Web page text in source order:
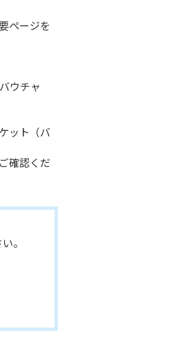
ページを
ウチャ
ット（バ
確認くだ
。